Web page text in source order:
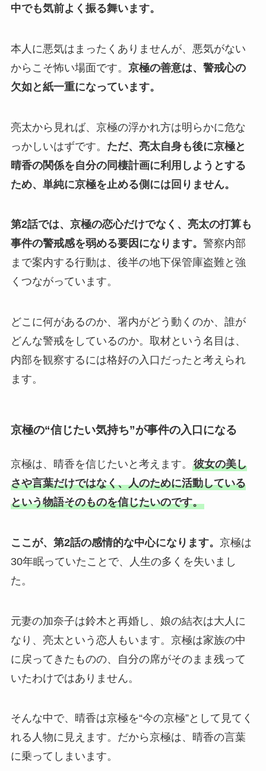
中でも気前よく振る舞います。
本人に悪気はまったくありませんが、悪気がない
からこそ怖い場面です。 京極の善意は、警戒心の
欠如と紙一重になっています。
亮太から見れば、京極の浮かれ方は明らかに危な
っかしいはずです。 ただ、亮太自身も後に京極と
晴香の関係を自分の同棲計画に利用しようとする
ため、単純に京極を止める側には回りません。
第2話では、京極の恋心だけでなく、亮太の打算も
事件の警戒感を弱める要因になります。 警察内部
まで案内する行動は、後半の地下保管庫盗難と強
くつながっています。
どこに何があるのか、署内がどう動くのか、誰が
どんな警戒をしているのか。取材という名目は、
内部を観察するには格好の入口だったと考えられ
ます。
京極の“信じたい気持ち”が事件の入口になる
京極は、晴香を信じたいと考えます。 彼女の美し
さや言葉だけではなく、人のために活動している
という物語そのものを信じたいのです。
ここが、第2話の感情的な中心になります。 京極は
30年眠っていたことで、人生の多くを失いまし
た。
元妻の加奈子は鈴木と再婚し、娘の結衣は大人に
なり、亮太という恋人もいます。京極は家族の中
に戻ってきたものの、自分の席がそのまま残って
いたわけではありません。
そんな中で、晴香は京極を“今の京極”として見てく
れる人物に見えます。だから京極は、晴香の言葉
に乗ってしまいます。